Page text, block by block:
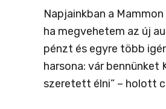
Napjainkban a
ha megvehetem az új
pénzt és egyre több
harsona: vár bennünket
szeretett élni” – holott